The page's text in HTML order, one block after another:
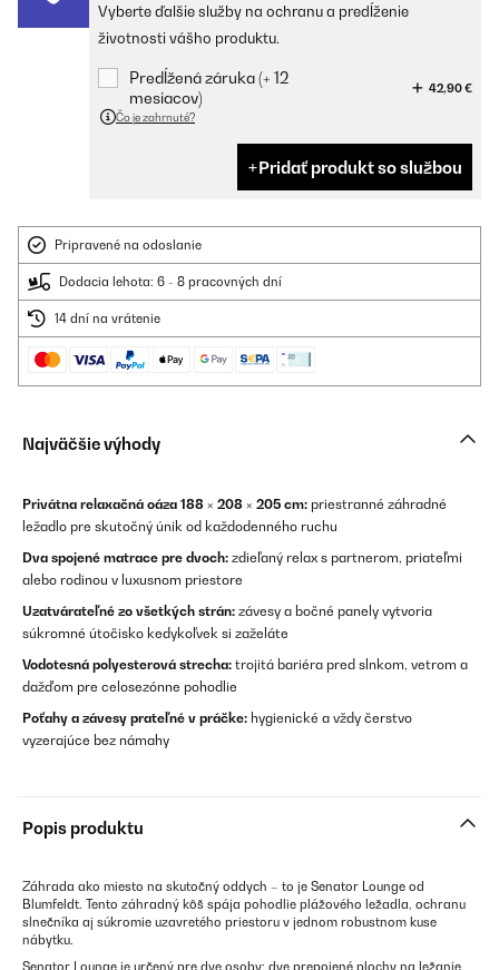
Vyberte ďalšie služby na ochranu a predĺženie
životnosti vášho produktu.
Predĺžená záruka (+ 12
mesiacov)
42,90 €
Čo je zahrnuté?
Pridať produkt so službou
Pripravené na odoslanie
Dodacia lehota: 6 - 8 pracovných dní
14 dní na vrátenie
Najväčšie výhody
Privátna relaxačná oáza 188 × 208 × 205 cm: priestranné záhradné
ležadlo pre skutočný únik od každodenného ruchu
Dva spojené matrace pre dvoch: zdieľaný relax s partnerom, priateľmi
alebo rodinou v luxusnom priestore
Uzatvárateľné zo všetkých strán: závesy a bočné panely vytvoria
súkromné útočisko kedykoľvek si zaželáte
Vodotesná polyesterová strecha: trojitá bariéra pred slnkom, vetrom a
dažďom pre celosezónne pohodlie
Poťahy a závesy prateľné v práčke: hygienické a vždy čerstvo
vyzerajúce bez námahy
Popis produktu
Záhrada ako miesto na skutočný oddych – to je Senator Lounge od
Blumfeldt. Tento záhradný kôš spája pohodlie plážového ležadla, ochranu
slnečníka aj súkromie uzavretého priestoru v jednom robustnom kuse
nábytku.
Senator Lounge je určený pre dve osoby: dve prepojené plochy na ležanie